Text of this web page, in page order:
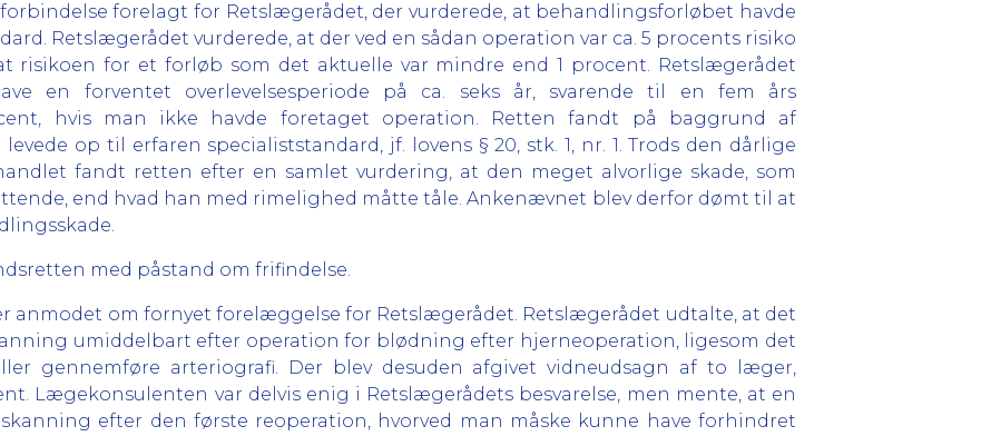
forelagt for Retslægerådet, der vurderede, at behandlingsforløbet havde
Retslægerådet vurderede, at der ved en sådan operation var ca. 5 procents risiko
risikoen for et forløb som det aktuelle var mindre end 1 procent. Retslægerådet
en forventet overlevelsesperiode på ca. seks år, svarende til en fem års
hvis man ikke havde foretaget operation. Retten fandt på baggrund af
op til erfaren specialiststandard, jf. lovens § 20, stk. 1, nr. 1. Trods den dårlige
fandt retten efter en samlet vurdering, at den meget alvorlige skade, som
end hvad han med rimelighed måtte tåle. Ankenævnet blev derfor dømt til at
med påstand om frifindelse.
anmodet om fornyet forelæggelse for Retslægerådet. Retslægerådet udtalte, at det
umiddelbart efter operation for blødning efter hjerneoperation, ligesom det
gennemføre arteriografi. Der blev desuden afgivet vidneudsagn af to læger,
Lægekonsulenten var delvis enig i Retslægerådets besvarelse, men mente, at en
efter den første reoperation, hvorved man måske kunne have forhindret